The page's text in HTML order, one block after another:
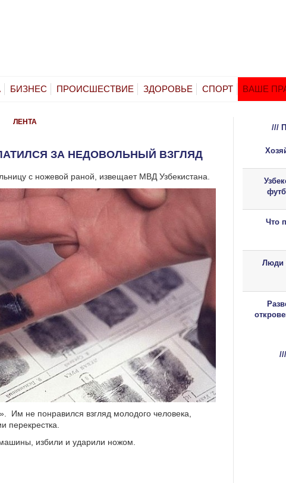
БИЗНЕС ПРОИСШЕСТВИЕ ЗДОРОВЬЕ СПОРТ ВАШЕ
ЛЕНТА
ЗА НЕДОВОЛЬНЫЙ ВЗГЛЯД
с ножевой раной, извещает МВД Узбекистана.
Им не понравился взгляд молодого человека,
перекрестка.
избили и ударили ножом.
///
Что
Люди